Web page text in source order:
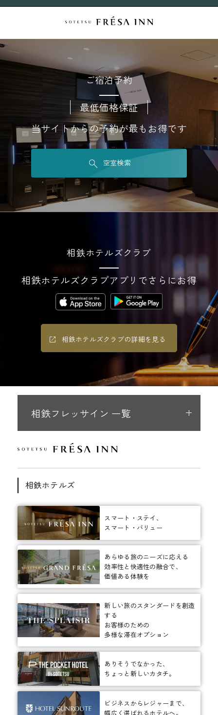
ご宿泊予約
最低価格保証
当サイトからの予約が最もお得です
空室検索
相鉄ホテルズクラブ
相鉄ホテルズクラブアプリでさらにお得
相鉄ホテルズクラブの詳細を見る
相鉄フレッサイン 一覧
相鉄ホテルズ
スマート・ステイ、
スマート・バリュー
あらゆる旅のニーズに応える
効率性と快適性の融合で、
価値ある体験を
新しい旅のスタンダードを創造
する
お客様のための
多様な滞在オプション
ありそうでなかった、
ちょっと新しいカタチ。
ビジネスからレジャーまで、
幅広く選ばれるホテルへ。